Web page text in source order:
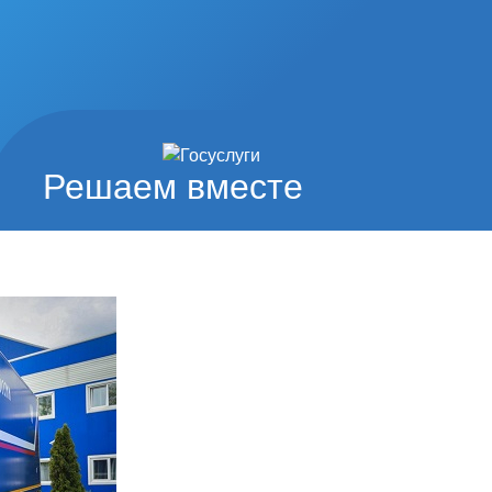
Решаем вместе